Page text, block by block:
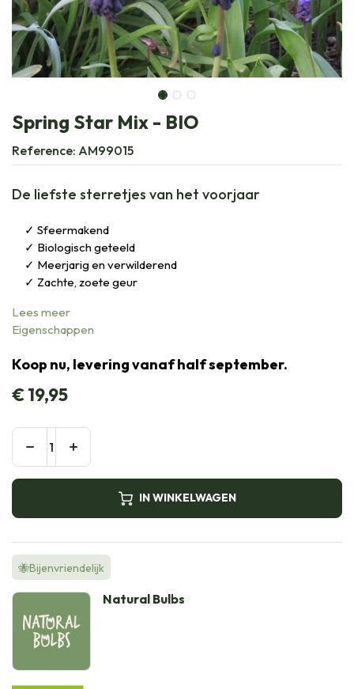
Spring Star Mix - BIO
Reference: AM99015
De liefste sterretjes van het voorjaar
Sfeermakend
Biologisch geteeld
Meerjarig en verwilderend
Zachte, zoete geur
Lees meer
Eigenschappen
Koop nu, levering vanaf half september.
€19,95
IN WINKELWAGEN
🐝Bijenvriendelijk
Natural Bulbs